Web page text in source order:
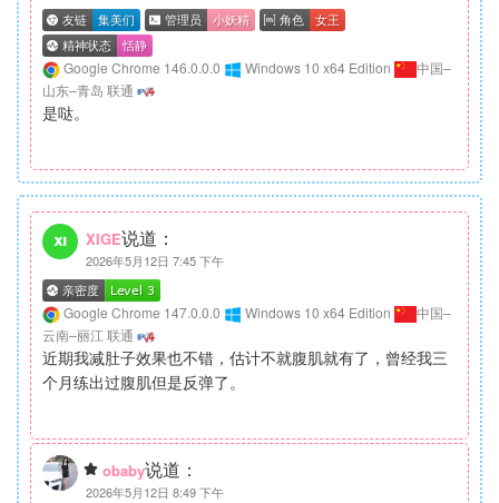
Google Chrome 146.0.0.0 Windows 10 x64 Edition
中国–
山东–青岛 联通
是哒。
XIGE说道：
2026年5月12日 7:45 下午
Google Chrome 147.0.0.0 Windows 10 x64 Edition
中国–
云南–丽江 联通
近期我减肚子效果也不错，估计不就腹肌就有了，曾经我三
个月练出过腹肌但是反弹了。
obaby说道：
2026年5月12日 8:49 下午